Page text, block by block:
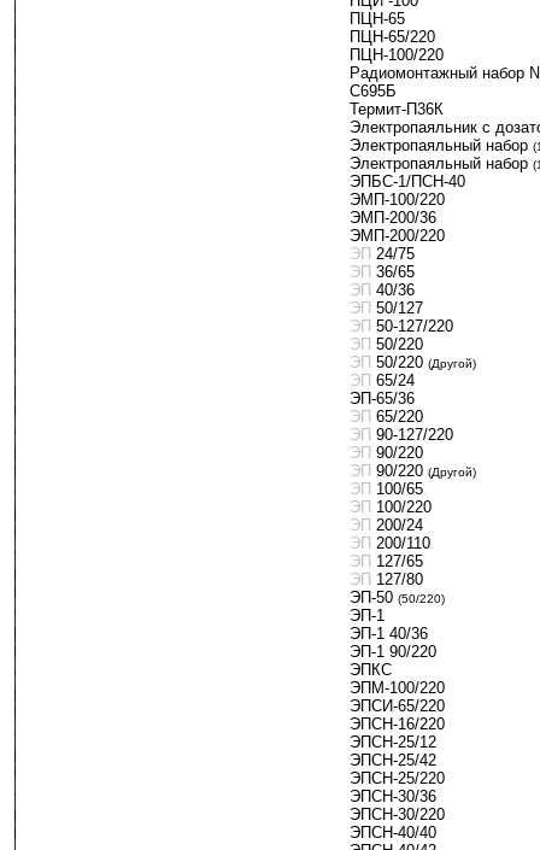
ПЦН-65
ПЦН-65/220
ПЦН-100/220
Радиомонтажный набор
С695Б
Термит-П36К
Электропаяльник с
Электропаяльный набор-
Электропаяльный набор-
ЭПБС-1/ПСН-40
ЭМП-100/220
ЭМП-200/36
ЭМП-200/220
ЭП 24/75
ЭП 36/65
ЭП 40/36
ЭП 50/127
ЭП 50-127/220
ЭП 50/220
ЭП 50/220- (Другой)
ЭП 65/24
ЭП-65/36
ЭП 65/220
ЭП 90-127/220
ЭП 90/220
ЭП 90/220- (Другой)
ЭП 100/65
ЭП 100/220
ЭП 200/24
ЭП 200/110
ЭП 127/65
ЭП 127/80
ЭП-50- (50/220)
ЭП-1
ЭП-1 40/36
ЭП-1 90/220
ЭПКС
ЭПМ-100/220
ЭПСИ-65/220
ЭПСН-16/220
ЭПСН-25/12
ЭПСН-25/42
ЭПСН-25/220
ЭПСН-30/36
ЭПСН-30/220
ЭПСН-40/40